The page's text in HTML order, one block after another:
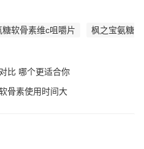
糖软骨素维c咀嚼片
枫之宝氨糖
比 哪个更适合你
骨素使用时间大